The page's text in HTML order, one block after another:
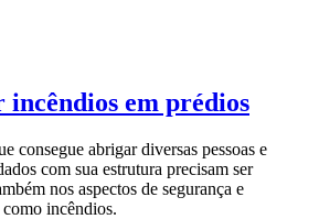
em prédios
consegue abrigar diversas pessoas e
com sua estrutura precisam ser
nos aspectos de segurança e
incêndios.